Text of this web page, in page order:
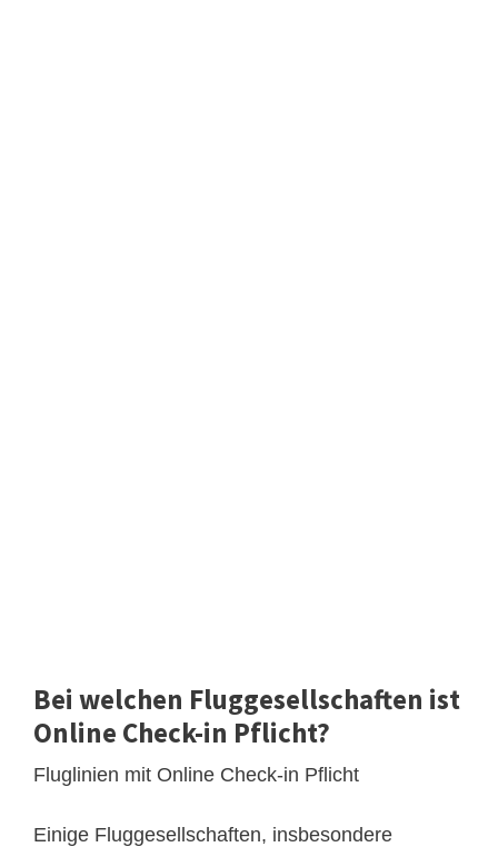
Bei welchen Fluggesellschaften ist
Online Check-in Pflicht?
Fluglinien mit Online Check-in Pflicht
Einige Fluggesellschaften, insbesondere